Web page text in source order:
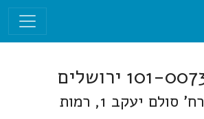
יעקב 1, רמות